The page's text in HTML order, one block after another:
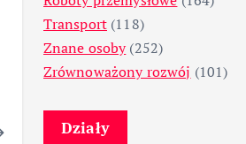
Transport (118)
Znane osoby(252)
Zrównoważony rozwój (101)
Działy